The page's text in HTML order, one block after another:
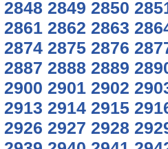
2848 2849 2850
2861 2862 2863
2874 2875 2876
2887 2888 2889
2900 2901 2902
2913 2914 2915
2926 2927 2928